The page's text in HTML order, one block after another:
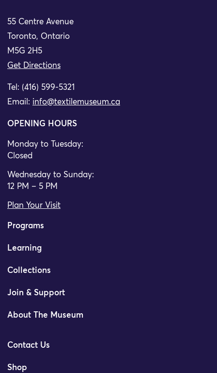
55 Centre Avenue
Toronto, Ontario
M5G 2H5
Get Directions
Tel: (416) 599-5321
Email: info@textilemuseum.ca
OPENING HOURS
Monday to Tuesday:
Closed
Wednesday to Sunday:
12 PM – 5 PM
Plan Your Visit
Programs
Learning
Collections
Join & Support
About The Museum
Contact Us
Shop